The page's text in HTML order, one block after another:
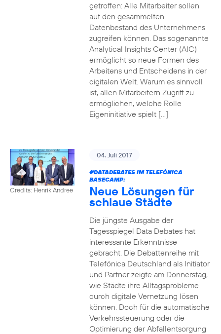
getroffen: Alle Mitarbeiter sollen
auf den gesammelten
Datenbestand des Unternehmens
zugreifen können. Das sogenannte
Analytical Insights Center (AIC)
ermöglicht so neue Formen des
Arbeitens und Entscheidens in der
digitalen Welt. Warum es sinnvoll
ist, allen Mitarbeitern Zugriff zu
ermöglichen, welche Rolle
Eigeninitiative spielt […]
Credits: Henrik Andree
04. Juli 2017
#DATADEBATESIM TELEFÓNICA
BASECAMP:
Neue Lösungen für
schlaue Städte
Die jüngste Ausgabe der
Tagesspiegel Data Debates hat
interessante Erkenntnisse
gebracht. Die Debattenreihe mit
Telefónica Deutschland als Initiator
und Partner zeigte am Donnerstag,
wie Städte ihre Alltagsprobleme
durch digitale Vernetzung lösen
können. Doch für die automatische
Verkehrssteuerung oder die
Optimierung der Abfallentsorgung